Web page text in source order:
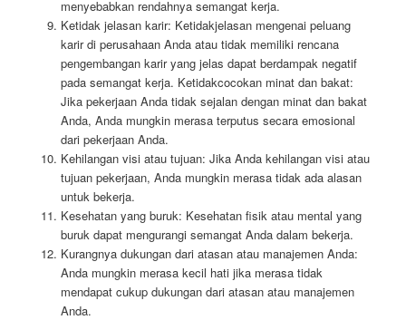
menyebabkan rendahnya semangat kerja.
Ketidak jelasan karir: Ketidakjelasan mengenai peluang
karir di perusahaan Anda atau tidak memiliki rencana
pengembangan karir yang jelas dapat berdampak negatif
pada semangat kerja. Ketidakcocokan minat dan bakat:
Jika pekerjaan Anda tidak sejalan dengan minat dan bakat
Anda, Anda mungkin merasa terputus secara emosional
dari pekerjaan Anda.
Kehilangan visi atau tujuan: Jika Anda kehilangan visi atau
tujuan pekerjaan, Anda mungkin merasa tidak ada alasan
untuk bekerja.
Kesehatan yang buruk: Kesehatan fisik atau mental yang
buruk dapat mengurangi semangat Anda dalam bekerja.
Kurangnya dukungan dari atasan atau manajemen Anda:
Anda mungkin merasa kecil hati jika merasa tidak
mendapat cukup dukungan dari atasan atau manajemen
Anda.